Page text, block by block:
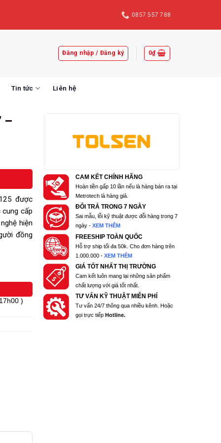
0857 557 788
Đăng nhập / Đăng ký 0₫
Tin tức Liên hệ
–
được
cấp
hiện
đồng
)
CAM KẾT CHÍNH HÃNG
Hoàn tiền gấp 10 lần nếu là hàng bán ra tại
Metrotech là hàng giả.
ĐỔI TRẢ TRONG 7 NGÀY
Sai mẫu, lỗi kỹ thuật được đỗi hàng trong 7
ngày -XEM THÊM
FREESHIP TOÀN QUỐC
Hỗ trợ ship tối đa 50k. Cho đơn hàng trên
1.000.000 -XEM THÊM
GIÁ TỐT NHẤT THỊ TRƯỜNG
Cam kết luôn mang lại những sản phẩm
chất lượng với giá tốt nhất.
TƯ VẤN KỸ THUẬT MIỄN PHÍ
Tư vấn 24/7 thông qua nhiều kênh. Hoặc
gọi trực tiếp Hotline.